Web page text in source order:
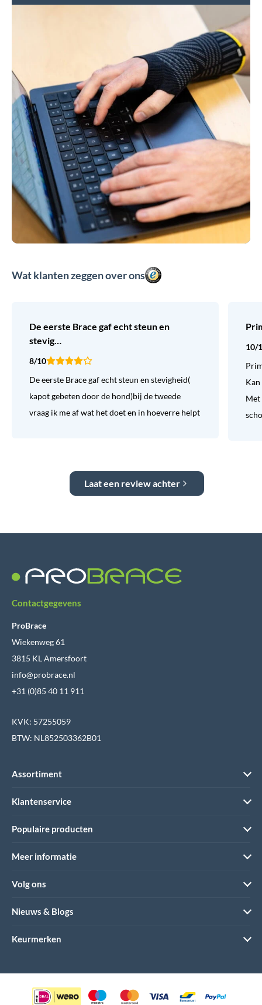
Wat klanten zeggen over ons
De eerste Brace gaf echt steun en
stevig…
8/10
De eerste Brace gaf echt steun en stevigheid(
kapot gebeten door de hond)bij de tweede
vraag ik me af wat het doet en in hoeverre helpt
10/
Met
Laat een review achter
Contactgegevens
ProBrace
Wiekenweg 61
3815 KL Amersfoort
info@probrace.nl
+31 (0)85 40 11 911
KVK: 57255059
BTW: NL852503362B01
Assortiment
Klantenservice
Populaire producten
Meer informatie
Volg ons
Nieuws & Blogs
Keurmerken